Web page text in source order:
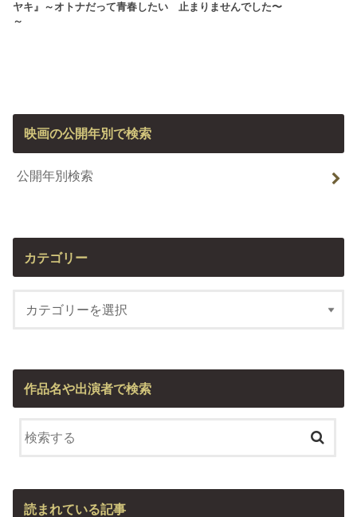
ヤキ』～オトナだって青春したい
～
止まりませんでした〜
映画の公開年別で検索
公開年別検索
カテゴリー
作品名や出演者で検索
読まれている記事